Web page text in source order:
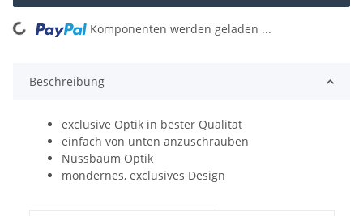
Loading... Komponenten werden geladen ...
Beschreibung
exclusive Optik in bester Qualität
einfach von unten anzuschrauben
Nussbaum Optik
mondernes, exclusives Design